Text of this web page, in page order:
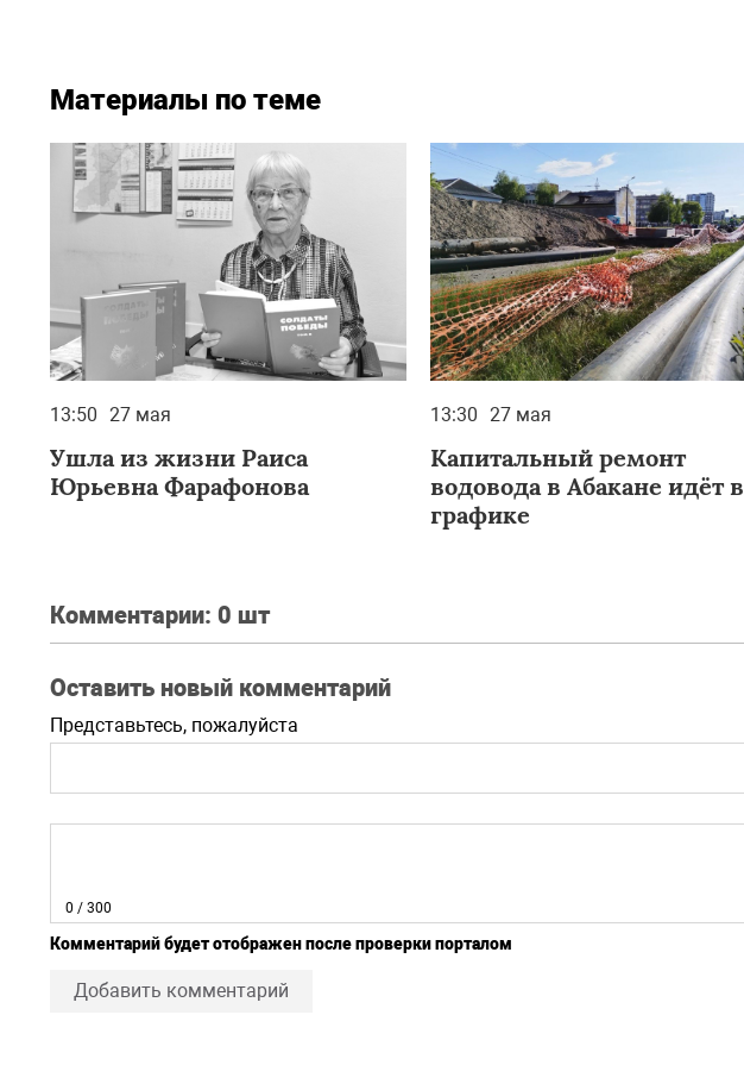
Материалы по теме
13:50 27 мая
Ушла из жизни Раиса
Юрьевна Фарафонова
13:30 27 мая
Капитальный ремонт
водовода в Абакане идёт в
графике
Комментарии: 0 шт
Оставить новый комментарий
Представьтесь, пожалуйста
0 / 300
Комментарий будет отображен после проверки порталом
Добавить комментарий